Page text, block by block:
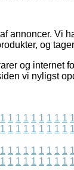
annoncer. Vi
og
og internet
vi nyligst
1 1 1 1 1 1 1 1 1 1
1 1 1 1 1 1 1 1 1 1
1 1 1 1 1 1 1 1 1 1
1 1 1 1 1 1 1 1 1 1